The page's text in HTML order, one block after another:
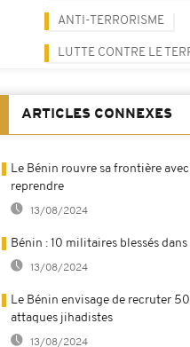
ANTI-TERRORISME
LUTTE CONTRE LE
ARTICLES CONNEXES
Le Bénin rouvre sa frontière
reprendre
13/08/2024
Bénin : 10 militaires blessés
13/08/2024
Le Bénin envisage de recruter
attaques jihadistes
13/08/2024